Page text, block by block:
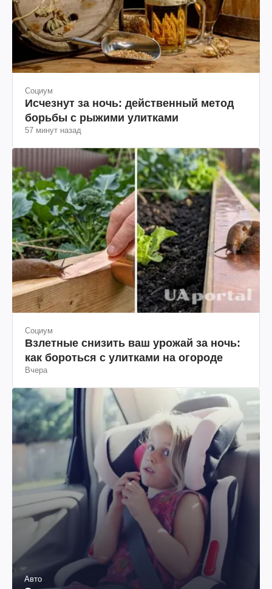
Социум
Исчезнут за ночь: действенный метод
борьбы с рыжими улитками
57 минут назад
Социум
Взлетные снизить ваш урожай за ночь:
как бороться с улитками на огороде
Вчера
Авто